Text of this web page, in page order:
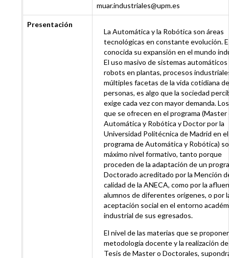
muar.industriales@upm.es
Presentación
La Automática y la Robótica son áreas
tecnológicas en constante evolución.
conocida su expansión en el mundo
El uso masivo de sistemas automáticos
robots en plantas, procesos
múltiples facetas de la vida cotidiana
personas, es algo que la sociedad
exige cada vez con mayor demanda.
que se ofrecen en el programa (Master
Automática y Robótica y Doctor por la
Universidad Politécnica de Madrid en el
programa de Automática y Robótica)
máximo nivel formativo, tanto porque
proceden de la adaptación de un
Doctorado acreditado por la Mención
calidad de la ANECA, como por la
alumnos de diferentes orígenes, o por
aceptación social en el entorno
industrial de sus egresados.
El nivel de las materias que se
metodología docente y la realización
Tesis de Master o Doctorales,